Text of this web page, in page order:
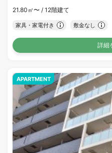
21.80㎡〜 / 12階建て
家具・家電付き 敷金なし
詳細
APARTMENT